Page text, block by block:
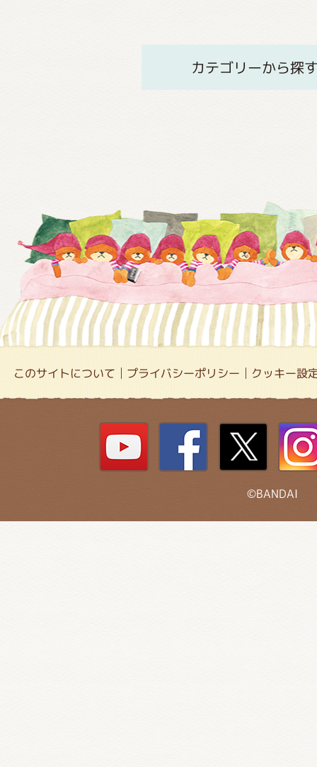
カテゴリーから探
このサイトについて プライバシーポリシー クッキー設
©BANDAI